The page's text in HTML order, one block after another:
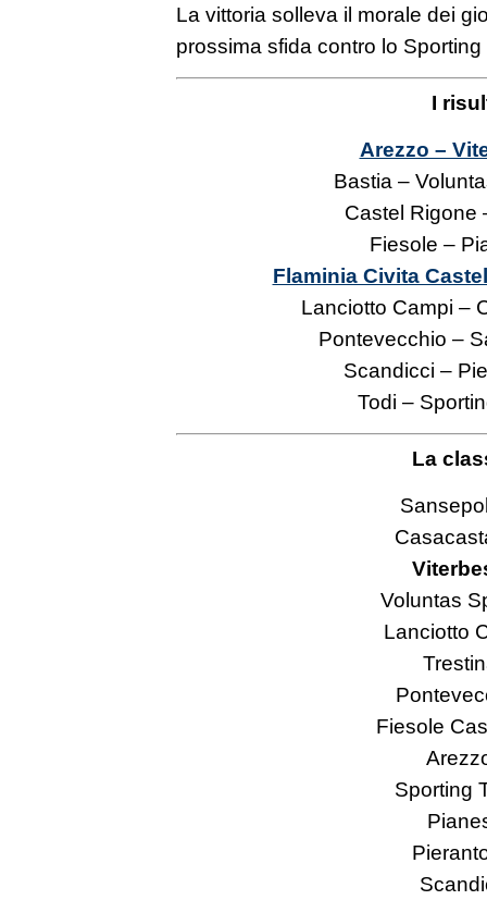
La vittoria solleva il morale dei
prossima sfida contro lo Sporting
I
Arezzo –
Bastia –
Castel Rigone
Fiesole –
Flaminia Civita
Lanciotto Campi –
Pontevecchio –
Scandicci –
Todi –
La
Voluntas
Lanciotto
Fiesole
Sporting